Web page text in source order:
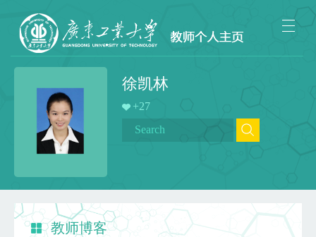
徐凯林
+27
教师博客